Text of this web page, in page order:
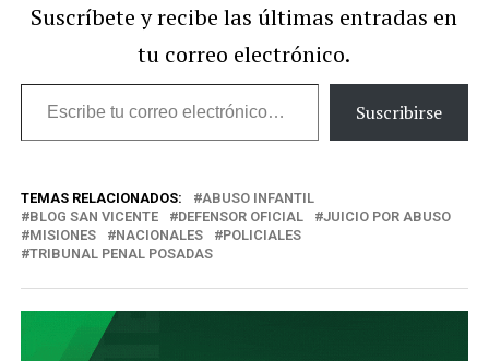
Suscríbete y recibe las últimas entradas en
tu correo electrónico.
Escribe
tu
electrónico…
Suscribirse
TEMAS RELACIONADOS:
ABUSO INFANTIL
BLOG SAN VICENTE
DEFENSOR OFICIAL
JUICIO POR ABUSO
MISIONES
NACIONALES
POLICIALES
TRIBUNAL PENAL POSADAS